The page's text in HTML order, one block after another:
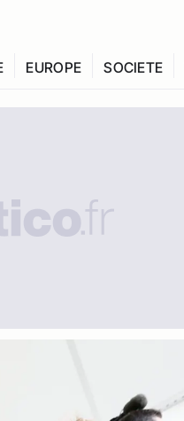
EUROPE SOCIETE